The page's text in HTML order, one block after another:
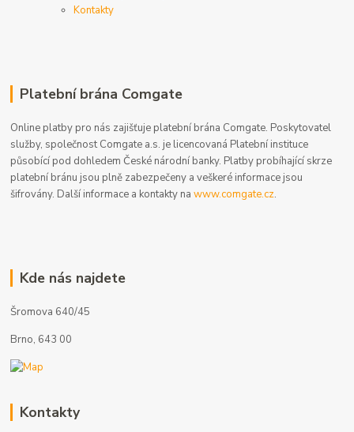
Kontakty
Platební brána Comgate
Online platby pro nás zajišťuje platební brána Comgate. Poskytovatel
služby, společnost Comgate a.s. je licencovaná Platební instituce
působící pod dohledem České národní banky. Platby probíhající skrze
platební bránu jsou plně zabezpečeny a veškeré informace jsou
šifrovány. Další informace a kontakty nawww.comgate.cz.
Kde nás najdete
Šromova 640/45
Brno, 643 00
Kontakty